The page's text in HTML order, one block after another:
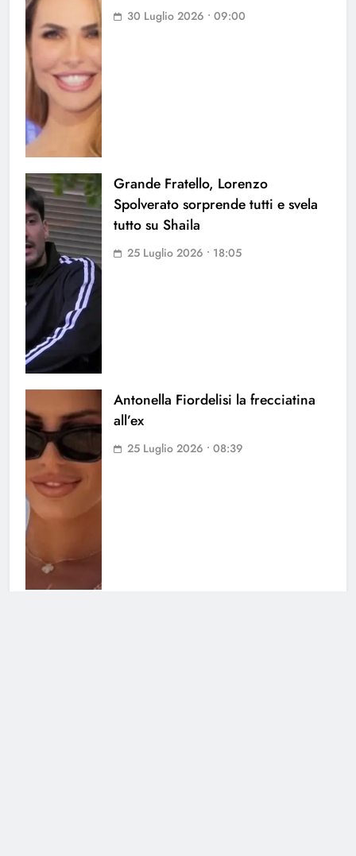
30 Luglio 2026 • 09:00
Grande Fratello, Lorenzo
Spolverato sorprende tutti e svela
tutto su Shaila
25 Luglio 2026 • 18:05
Antonella Fiordelisi la frecciatina
all’ex
25 Luglio 2026 • 08:39